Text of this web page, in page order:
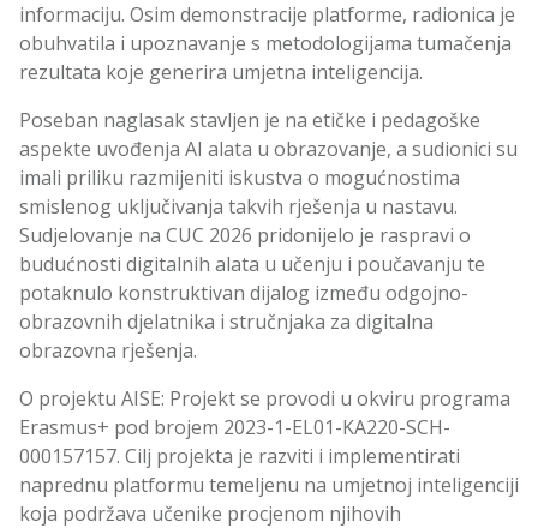
informaciju. Osim demonstracije platforme, radionica je
obuhvatila i upoznavanje s metodologijama tumačenja
rezultata koje generira umjetna inteligencija.
Poseban naglasak stavljen je na etičke i pedagoške
aspekte uvođenja AI alata u obrazovanje, a sudionici su
imali priliku razmijeniti iskustva o mogućnostima
smislenog uključivanja takvih rješenja u nastavu.
Sudjelovanje na CUC 2026 pridonijelo je raspravi o
budućnosti digitalnih alata u učenju i poučavanju te
potaknulo konstruktivan dijalog između odgojno-
obrazovnih djelatnika i stručnjaka za digitalna
obrazovna rješenja.
O projektu AISE: Projekt se provodi u okviru programa
Erasmus+ pod brojem 2023-1-EL01-KA220-SCH-
000157157. Cilj projekta je razviti i implementirati
naprednu platformu temeljenu na umjetnoj inteligenciji
koja podržava učenike procjenom njihovih